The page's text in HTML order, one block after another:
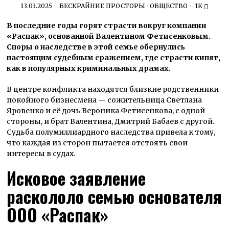
13.03.2025 БЕСКРАЙНИЕ ПРОСТОРЫ · ОБЩЕСТВО 1K
В последние годы горят страсти вокруг компании
«Распак», основанной Валентином Фетисенковым.
Споры о наследстве в этой семье обернулись
настоящим судебным сражением, где страсти кипят,
как в популярных криминальных драмах.
В центре конфликта находятся близкие родственники
покойного бизнесмена — сожительница Светлана
Яровенко и её дочь Вероника Фетисенкова, с одной
стороны, и брат Валентина, Дмитрий Бабаев с другой.
Судьба полумиллиардного наследства привела к тому,
что каждая из сторон пытается отстоять свои
интересы в судах.
Исковое заявление
раскололо семью основателя
ООО «Распак»